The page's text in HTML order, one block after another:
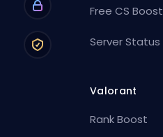
Free CS Boost
Server Status
Valorant
Rank Boost